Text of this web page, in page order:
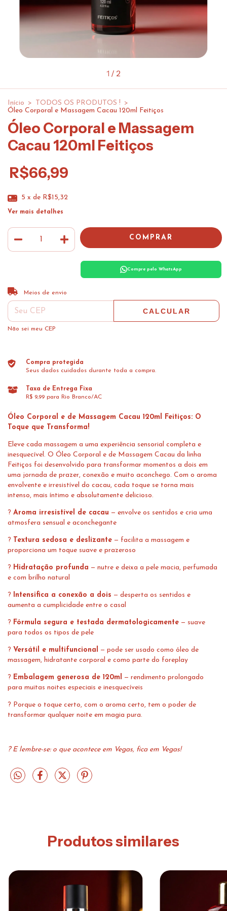
1 / 2
Início > TODOS OS PRODUTOS ! >
Óleo Corporal e Massagem Cacau 120ml Feitiços
Óleo Corporal e Massagem
Cacau 120ml Feitiços
R$66,99
5 x de R$15,32
Ver mais detalhes
Compre pelo WhatsApp
Entregas para o CEP:
Meios de envio
CALCULAR
Não sei meu CEP
Compra protegida
Seus dados cuidados durante toda a compra.
Taxa de Entrega Fixa
R$ 9,99 para Rio Branco/AC
Óleo Corporal e de Massagem Cacau 120ml Feitiços: O
Toque que Transforma!
Eleve cada massagem a uma experiência sensorial completa e
inesquecível. O Óleo Corporal e de Massagem Cacau da linha
Feitiços foi desenvolvido para transformar momentos a dois em
uma jornada de prazer, conexão e muito aconchego. Com o aroma
envolvente e irresistível do cacau, cada toque se torna mais
intenso, mais íntimo e absolutamente delicioso.
? Aroma irresistível de cacau — envolve os sentidos e cria uma
atmosfera sensual e aconchegante
? Textura sedosa e deslizante — facilita a massagem e
proporciona um toque suave e prazeroso
? Hidratação profunda — nutre e deixa a pele macia, perfumada
e com brilho natural
? Intensifica a conexão a dois — desperta os sentidos e
aumenta a cumplicidade entre o casal
? Fórmula segura e testada dermatologicamente — suave
para todos os tipos de pele
? Versátil e multifuncional — pode ser usado como óleo de
massagem, hidratante corporal e como parte do foreplay
? Embalagem generosa de 120ml — rendimento prolongado
para muitas noites especiais e inesquecíveis
? Porque o toque certo, com o aroma certo, tem o poder de
transformar qualquer noite em magia pura.
? E lembre-se: o que acontece em Vegas, fica em Vegas!
Produtos similares